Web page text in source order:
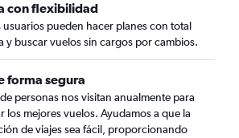
con flexibilidad
usuarios pueden hacer planes con total
y buscar vuelos sin cargos por cambios.
forma segura
personas nos visitan anualmente para
los mejores vuelos. Ayudamos a que la
de viajes sea fácil, proporcionando